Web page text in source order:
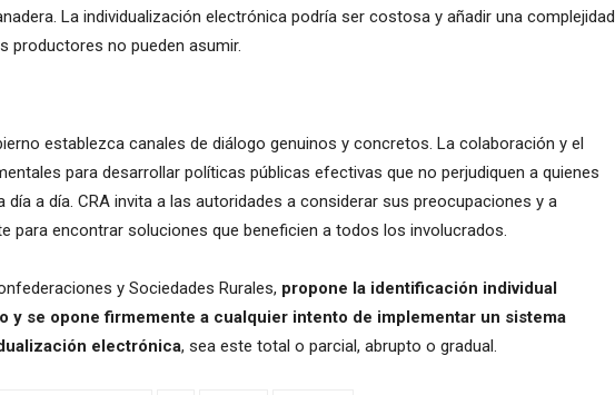
La individualización electrónica podría ser costosa y añadir una complejidad
productores no pueden asumir.
establezca canales de diálogo genuinos y concretos. La colaboración y el
para desarrollar políticas públicas efectivas que no perjudiquen a quienes
día a día. CRA invita a las autoridades a considerar sus preocupaciones y a
para encontrar soluciones que beneficien a todos los involucrados.
y Sociedades Rurales, propone la identificación individual
y se opone firmemente a cualquier intento de implementar un sistema
electrónica, sea este total o parcial, abrupto o gradual.